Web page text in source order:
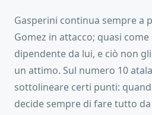
Gasperini continua sempre a
Gomez in attacco; quasi come
dipendente da lui, e ciò non
un attimo. Sul numero 10
sottolineare certi punti:
decide sempre di fare tutto